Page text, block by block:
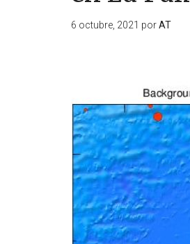
6 octubre, 2021 porAT